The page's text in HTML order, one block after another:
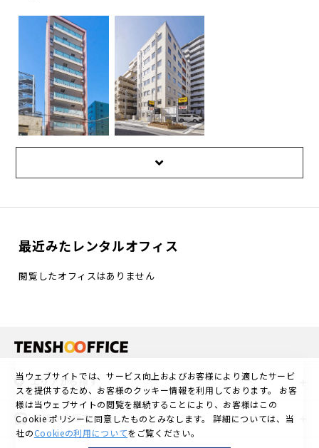
天翔オフィス 神田
～
東京メトロ銀座線 神
田駅 徒歩2分
淡路町駅 徒歩5分
都営地下鉄新宿線 小
天翔オフィス 水道
月額費：29,700円
JR 水道橋駅 徒歩2分
都営地下鉄三田線 水
東京メトロ東西線 飯
＜中央区エリア
最近みたレンタルオフィス
閲覧したオフィスはありません
エリアから探す
路線から探す
当ウェブサイトでは、サービス向上およびお客様により適したサービ
スを提供するため、お客様のクッキー情報を利用しております。
お客
様は当ウェブサイトの閲覧を継続することにより、お客様はこの
Cookie ポリシーに同意したものとみなします。
詳細については、当
社のCookieの利用についてをご覧ください。